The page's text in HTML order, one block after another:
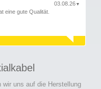
03.08.26 ▼
eine gute Qualität.
wir uns auf die Herstellung